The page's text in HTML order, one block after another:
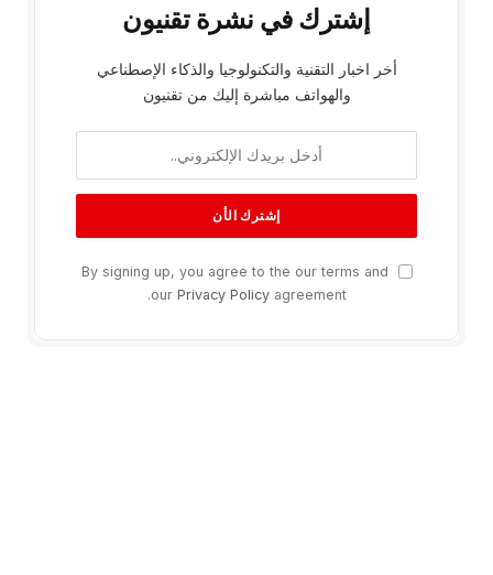
إشترك في نشرة تقنيون
أخر اخبار التقنية والتكنولوجيا والذكاء الإصطناعي
والهواتف مباشرة إليك من تقنيون
By signing up, you agree to the our terms and
our Privacy Policyagreement.